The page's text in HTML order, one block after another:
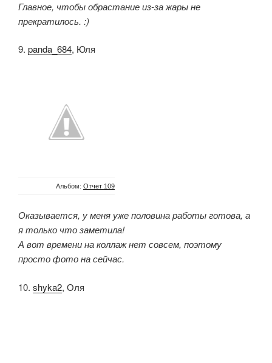
Главное, чтобы обрастание из-за жары не
прекратилось. :)
9. panda_684, Юля
Альбом: Отчет 109
Оказывается, у меня уже половина работы готова, а
я только что заметила!
А вот времени на коллаж нет совсем, поэтому
просто фото на сейчас.
10. shyka2, Оля